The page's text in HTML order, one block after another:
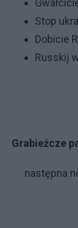
Stop
Dobicie
Russkij
Grabieżcze
następna